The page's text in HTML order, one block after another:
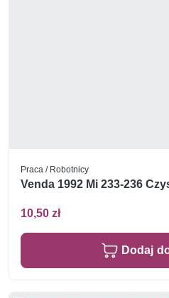
Praca / Robotnicy
Venda 1992 Mi 233-236
10,50 zł
Dodaj